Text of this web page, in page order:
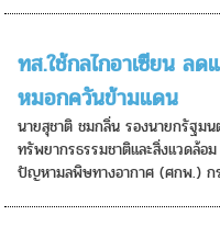
ทส.ใช้กลไกอาเซียน ล
หมอกควันข้ามแดน
นายสุชาติ ชมกลิ่น รองนายกรัฐมน
ทรัพยากรธรรมชาติและสิ่งแวดล้อ
ปัญหามลพิษทางอากาศ (ศกพ.) ก